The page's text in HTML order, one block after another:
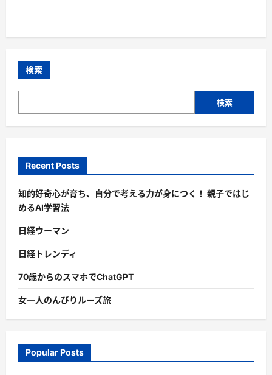
検索
検索
Recent Posts
知的好奇心が育ち、自分で考える力が身につく！ 親子ではじ
めるAI学習法
日経ウーマン
日経トレンディ
70歳からのスマホでChatGPT
女一人のんびりルーズ旅
Popular Posts